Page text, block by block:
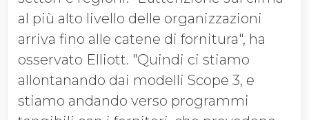
al più alto livello delle organizzazioni
arriva fino alle catene di fornitura", ha
osservato Elliott. "Quindi ci stiamo
allontanando dai modelli Scope 3, e
stiamo andando verso programmi